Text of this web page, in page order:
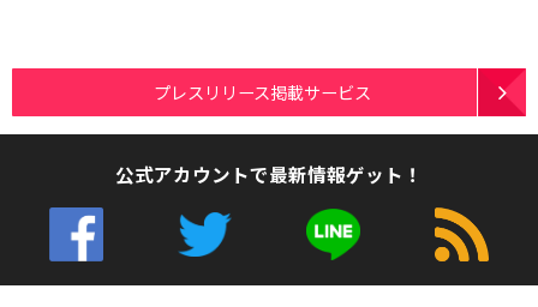
プレスリリース掲載サービス
公式アカウントで最新情報ゲット！